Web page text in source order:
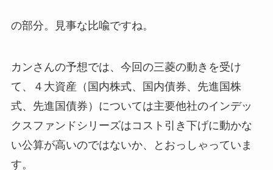
の部分。見事な比喩ですね。
カンさんの予想では、今回の三菱の動きを受け
て、４大資産（国内株式、国内債券、先進国株
式、先進国債券）については主要他社のインデッ
クスファンドシリーズはコスト引き下げに動かな
い公算が高いのではないか、とおっしゃっていま
す。